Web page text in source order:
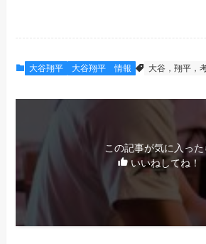
大谷翔平 大谷翔平 情報 大谷，翔平，
この記事が気に入った
いいねしてね！